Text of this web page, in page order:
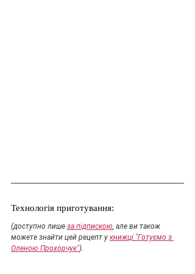
Технологія приготування:
(доступно лише за підпискою, але ви також
можете знайти цей рецепт у книжці "Готуємо з
Оленою Прохорчук").